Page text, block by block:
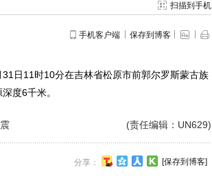
扫描到手机
手机客户端 保存到博客
日11时10分在吉林省松原市前郭尔罗斯蒙古族
度6千米。
(责任编辑：UN629)
分享： [保存到博客]